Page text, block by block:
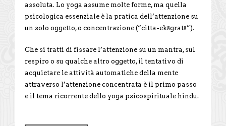
assoluta. Lo yoga assume molte forme, ma quella
psicologica essenziale è la pratica dell’attenzione su
un solo oggetto, o concentrazione (“citta-ekāgratā”).
Che si tratti di fissare l’attenzione su un mantra, sul
respiro o su qualche altro oggetto, il tentativo di
acquietare le attività automatiche della mente
attraverso l’attenzione concentrata è il primo passo
e il tema ricorrente dello yoga psicospirituale hindu.